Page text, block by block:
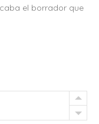
el borrador que